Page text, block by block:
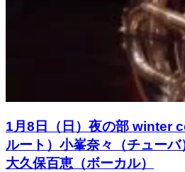
1月8日（日）夜の部 winter
ルート）小峯奈々（チューバ
大久保百恵（ボーカル）